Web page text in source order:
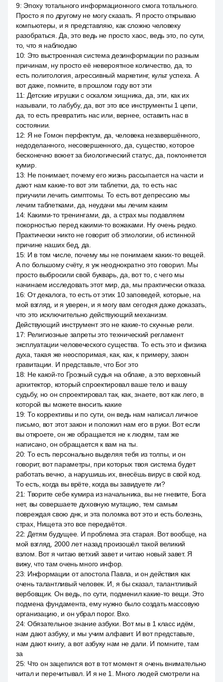
9: Эпоху тотального информационного смога тотального.
Просто я по другому не могу сказать. Я просто открываю
компьютеры, и я представляю, как сложно человеку
разобраться. Да, это ведь не просто хаос, ведь это, по сути,
то, что я наблюдаю
10: Это выстроенная система дезинформации по разным
причинам, ну просто её невероятное количество, да, то
есть политология, агрессивный маркетинг, культ успеха. А
вот даже, помните, в прошлом году вот эти
11: Детские игрушки с оскалом хищника, да, эти, как их
называли, то лабубу, да, вот это все инструменты 1 цепи,
да, то есть превратить нас или, вернее, оставить нас в
состоянии.
12: Я не Гомон перфектум, да, человека незавершённого,
недоделанного, несовершенного, да, существо, которое
бесконечно воюет за биологический статус, да, поклоняется
кумир.
13: Не понимает, почему его жизнь рассыпается на части и
дают нам какие-то вот эти таблетки, да, то есть нас
приучили лечить симптомы. То есть вот депрессию мы
лечим таблетками, да, неудачи мы лечим каким
14: Какими-то тренингами, да, а страх мы подавляем
покорностью перед какими-то вожаками. Ну очень редко.
Практически никто не говорит об этиологии, об истинной
причине наших бед, да.
15: И в том числе, почему мы не понимаем каких-то вещей.
А по большому счёту, я уж неоднократно это говорил. Мы
просто выбросили свой букварь, да, вот то, с чего мы
начинаем исследовать этот мир, да, мы практически отказа.
16: От декалога, то есть от этих 10 заповедей, которые, на
мой взгляд, и я уверен, и я могу вам сегодня даже доказать,
что это исключительно действующий механизм.
Действующий инструмент это не какие-то скучные рели.
17: Религиозные запреты это технический регламент
эксплуатации человеческого существа. То есть это и физика
духа, такая же неоспоримая, как, как, к примеру, закон
гравитации. И представьте, что Бог это
18: Не какой-то Грозный судья на облаке, а это верховный
архитектор, который спроектировал ваше тело и вашу
судьбу, но он спроектировал так, как, знаете, вот как лего, в
которой вы можете вносить какие
19: То коррективы и по сути, он ведь нам написал личное
письмо, вот этот закон и положил нам его в руки. Вот если
вы откроете, он же обращается не к людям, там же
написано, он обращается к вам на ты.
20: То есть персонально выделяя тебя из толпы, и он
говорит, вот параметры, при которых твоя система будет
работать вечно, а нарушишь их, внесёшь вирус в свой код.
То есть, когда вы врёте, когда вы завидуете ли?
21: Творите себе кумира из начальника, вы не гневите, Бога
нет, вы совершаете духовную мутацию, тем самым
повреждая свою днк, и эта поломка вот это и есть болезнь,
страх, Нищета это все передаётся.
22: Детям будущее. И проблема эта старая. Вот вообще, на
мой взгляд, 2000 лет назад произошёл такой великий
взлом. Вот я читаю ветхий завет и читаю новый завет. Я
вижу, что там очень много инфор.
23: Информации от апостола Павла, и он действия как
очень талантливый человек. И, я бы сказал, талантливый
вербовщик. Он ведь, по сути, подменил какие-то вещи. Это
подмена фундамента, ему нужно было создать массовую
организацию, и он убрал порог. Вхо.
24: Обязательное знание азбуки. Вот мы в 1 класс идём,
нам дают азбуку, и мы учим алфавит. И вот представьте,
нам дают книгу, а вот азбуку нам не дали. И помните, там
за
25: Что он зацепился вот в тот момент я очень внимательно
читал и перечитывал. И я не 1. Много людей смотрели на